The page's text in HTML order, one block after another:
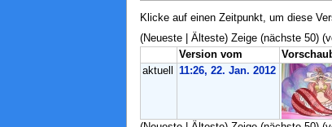
Klicke auf einen Zeitpunkt, um diese
(Neueste | Älteste) Zeige (nächste 50)
Version vom
aktuell
11:26, 22. Jan. 2012